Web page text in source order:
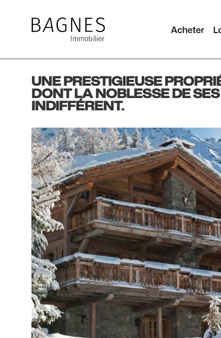
Acheter
UNE PRESTIGIEUSE
DONT LA NOBLESSE DE
INDIFFÉRENT.